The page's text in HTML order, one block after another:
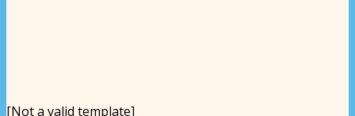
[Not a valid template]